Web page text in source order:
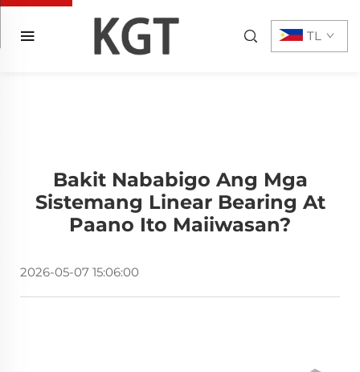
TL
Bakit Nababigo Ang Mga
Sistemang Linear Bearing At
Paano Ito Maiiwasan?
2026-05-07 15:06:00